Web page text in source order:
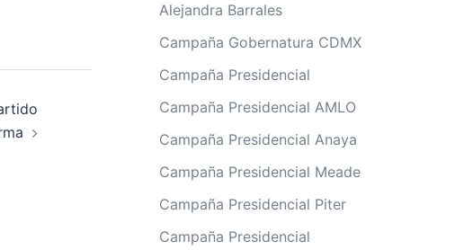
Alejandra Barrales
Campaña Gobernatura CDMX
Campaña Presidencial
Campaña Presidencial AMLO
Campaña Presidencial Anaya
Campaña Presidencial Meade
Campaña Presidencial Piter
Campaña Presidencial